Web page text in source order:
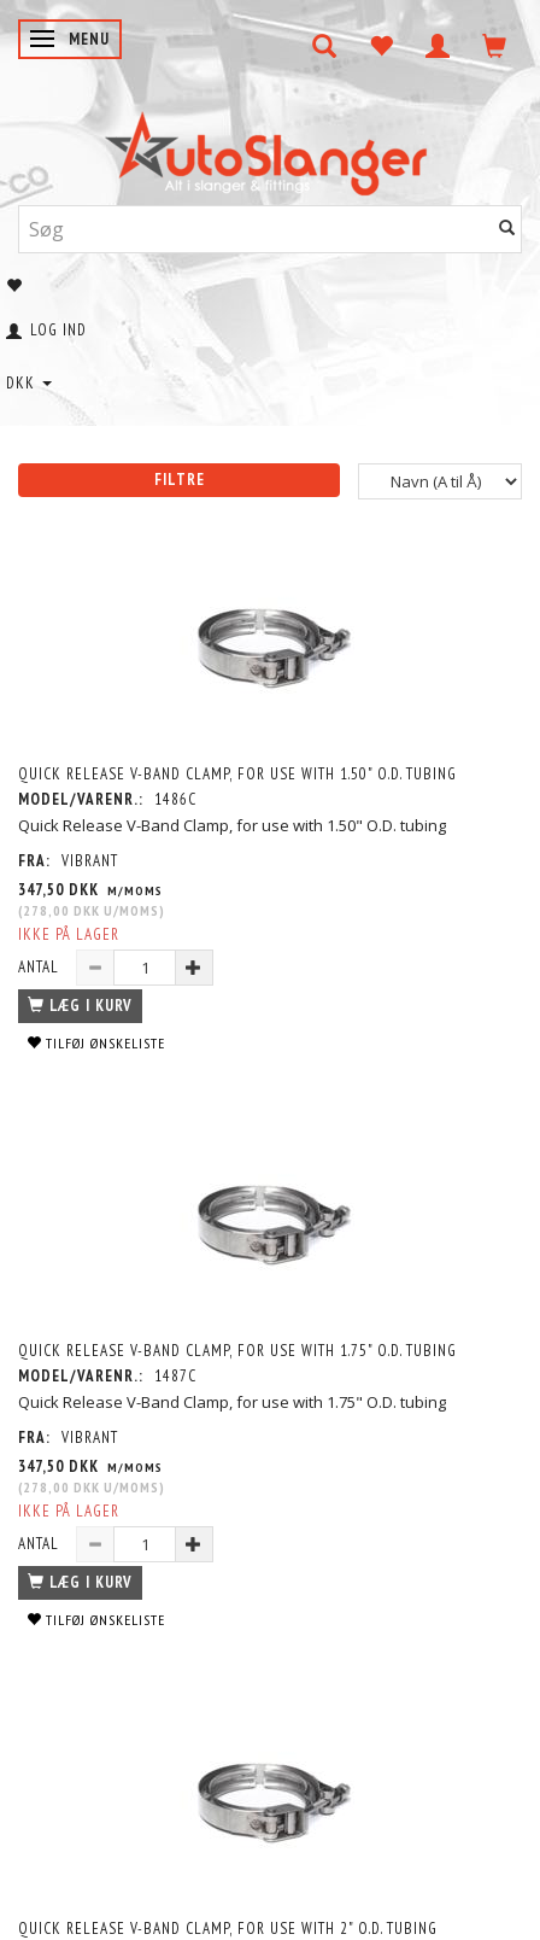
SKIFTE NAVIGATION
MENU
LOG IND
DKK
FILTRE
QUICK RELEASE V-BAND CLAMP, FOR USE WITH 1.50" O.D. TUBING
MODEL/VARENR.:
1486C
Quick Release V-Band Clamp, for use with 1.50" O.D. tubing
FRA: VIBRANT
347,50 DKK M/MOMS
(278,00 DKK U/MOMS )
IKKE PÅ LAGER
ANTAL
LÆG I KURV
TILFØJ ØNSKELISTE
QUICK RELEASE V-BAND CLAMP, FOR USE WITH 1.75" O.D. TUBING
MODEL/VARENR.:
1487C
Quick Release V-Band Clamp, for use with 1.75" O.D. tubing
FRA: VIBRANT
347,50 DKK M/MOMS
(278,00 DKK U/MOMS )
IKKE PÅ LAGER
ANTAL
LÆG I KURV
TILFØJ ØNSKELISTE
QUICK RELEASE V-BAND CLAMP, FOR USE WITH 2" O.D. TUBING